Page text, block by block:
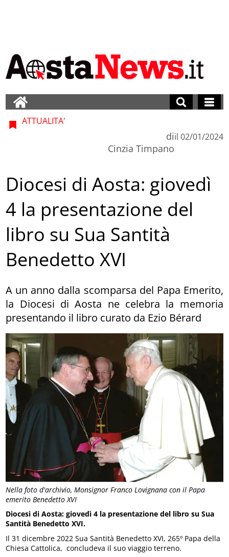
Nella foto d'archivio, Monsignor Franco Lovignana con il Papa
emerito Benedetto XVI
ATTUALITA'
di
Cinzia Timpano
il 02/01/2024
Diocesi di Aosta: giovedì
4 la presentazione del
libro su Sua Santità
Benedetto XVI
A un anno dalla scomparsa del Papa Emerito,
la Diocesi di Aosta ne celebra la memoria
presentando il libro curato da Ezio Bérard
Diocesi di Aosta: giovedì 4 la presentazione del libro su Sua
Santità Benedetto XVI.
Il 31 dicembre 2022 Sua Santità Benedetto XVI, 265º Papa della
Chiesa Cattolica, concludeva il suo viaggio terreno.